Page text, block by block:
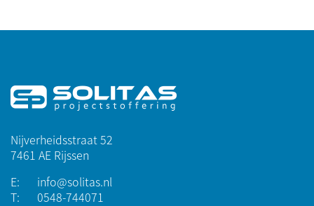
Nijverheidsstraat 52
7461 AE Rijssen
E:
info@solitas.nl
T:
0548-744071